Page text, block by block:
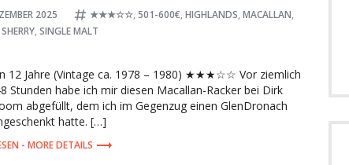
2025 Tagged:
★★★☆☆, 501-600€, HIGHLANDS, MACALLAN,
SHERRY, SINGLE MALT
12 Jahre (Vintage ca. 1978 – 1980) ★★★☆☆ Vor ziemlich
Stunden habe ich mir diesen Macallan-Racker bei Dirk
abgefüllt, dem ich im Gegenzug einen GlenDronach
hatte. […]
MORE DETAILS